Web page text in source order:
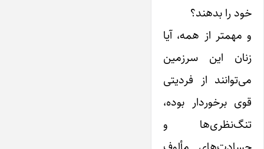
خود را بدهند؟
و مهمتر از همه، آیا
زنان این سرزمین
می‌توانند از فردیتی
قوی برخوردار بوده،
تنگ‌نظری‌ها و